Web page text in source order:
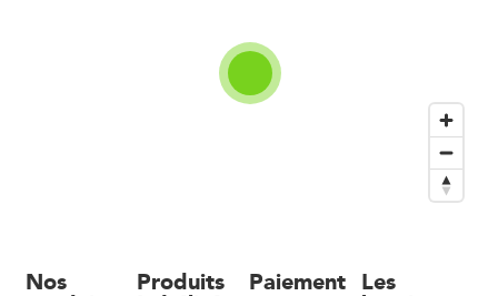
Nos Produits Paiement Les